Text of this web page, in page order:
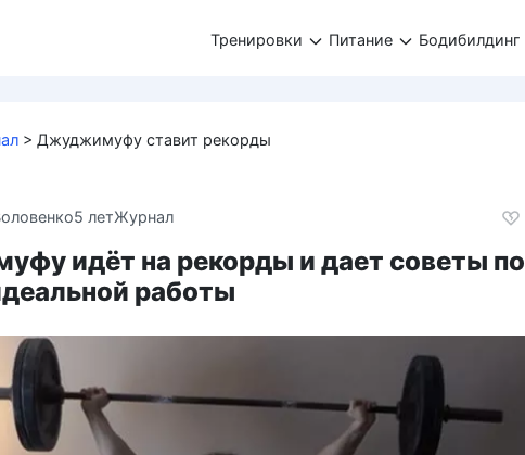
Тренировки Питание Бодибилдинг
> Джуджимуфу ставит рекорды
5 летЖурнал
идёт на рекорды и дает советы по
работы